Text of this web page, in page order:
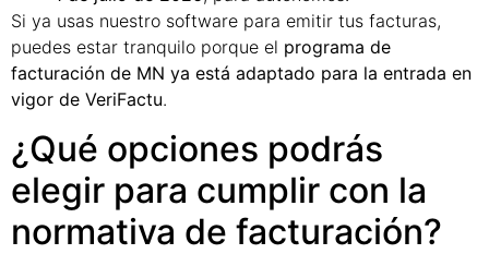
Si ya usas nuestro software para emitir tus facturas,
puedes estar tranquilo porque el programa de
facturación de MN ya está adaptado para la entrada en
vigor de VeriFactu.
¿Qué opciones podrás
elegir para cumplir con la
normativa de facturación?